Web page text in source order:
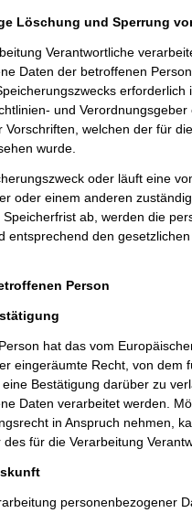
Löschung und Sperrung
Verantwortliche
Daten der betroffenen
und
Vorschriften, welchen der für
wurde.
oder läuft eine
oder einem anderen
ab, werden die
entsprechend den
Person
hat das vom
eingeräumte Recht, von dem
Bestätigung darüber zu
Daten verarbeitet werden.
in Anspruch nehmen,
für die Verarbeitung
personenbezogener